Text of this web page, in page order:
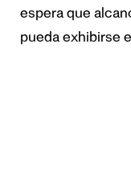
espera que
pueda exhibirse